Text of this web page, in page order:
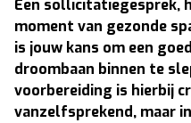
Een sollicitatiegesprek,
moment van gezonde
is jouw kans om een
droombaan binnen te
voorbereiding is hierbij
vanzelfsprekend, maar